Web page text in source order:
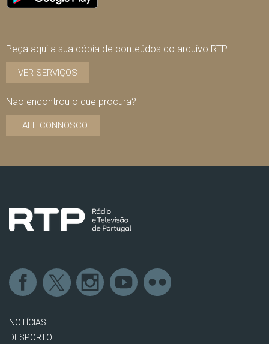
Peça aqui a sua cópia de conteúdos do arquivo RTP
VER SERVIÇOS
Não encontrou o que procura?
FALE CONNOSCO
NOTÍCIAS
DESPORTO